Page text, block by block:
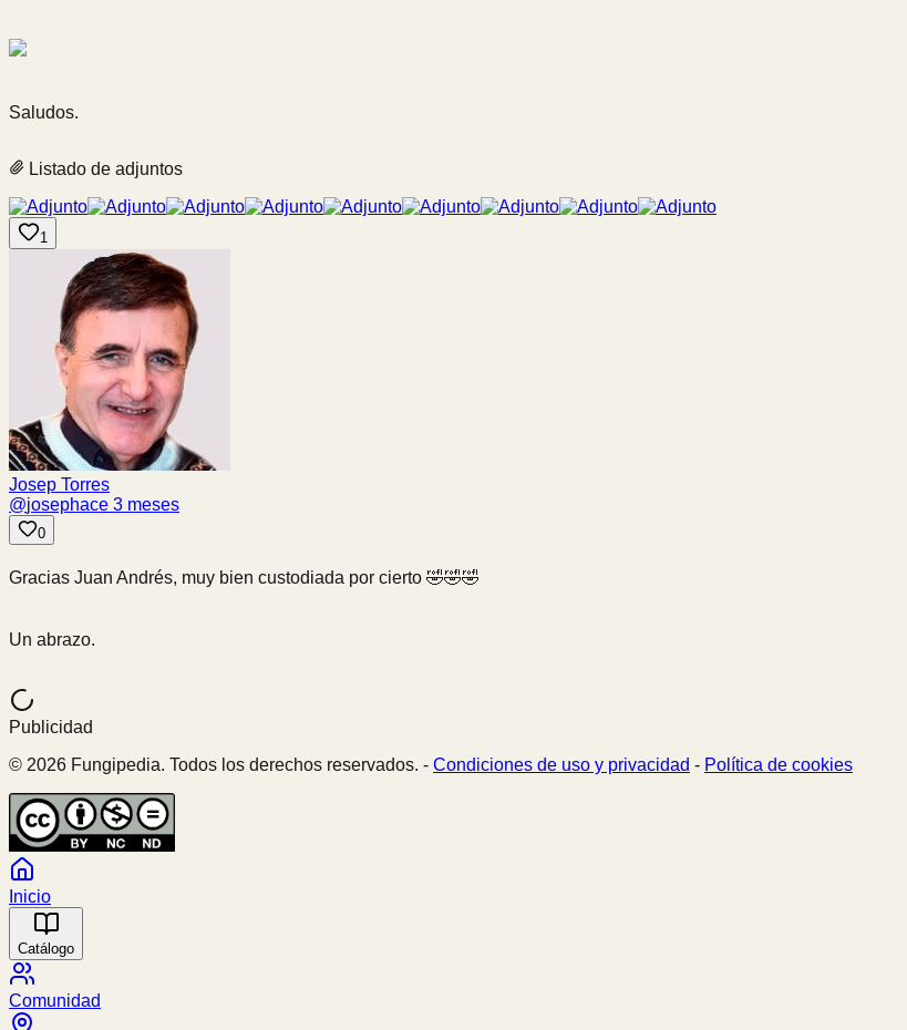
Saludos.
Listado de adjuntos
1
Josep Torres
@josephace 3 meses
0
Gracias Juan Andrés, muy bien custodiada por cierto 🤣🤣🤣
Un abrazo.
Publicidad
© 2026 Fungipedia. Todos los derechos reservados. - Condiciones de uso y privacidad - Política de cookies
Inicio
Catálogo
Comunidad